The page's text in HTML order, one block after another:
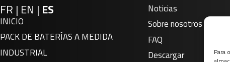
Para
FR | EN | ES
INICIO
PACK DE BATERÍAS A MEDIDA
INDUSTRIAL
Noticias
Sobre nosotros
FAQ
Descargar